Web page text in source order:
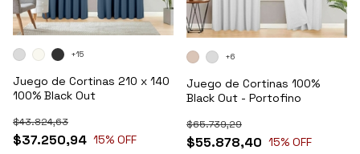
Juego de Cortinas 210 x 140
100% Black Out
$37.250,94
$43.824,63
15% OFF
+15
Juego de Cortinas 100%
Black Out - Portofino
$55.878,40
$65.739,29
15% OFF
+6